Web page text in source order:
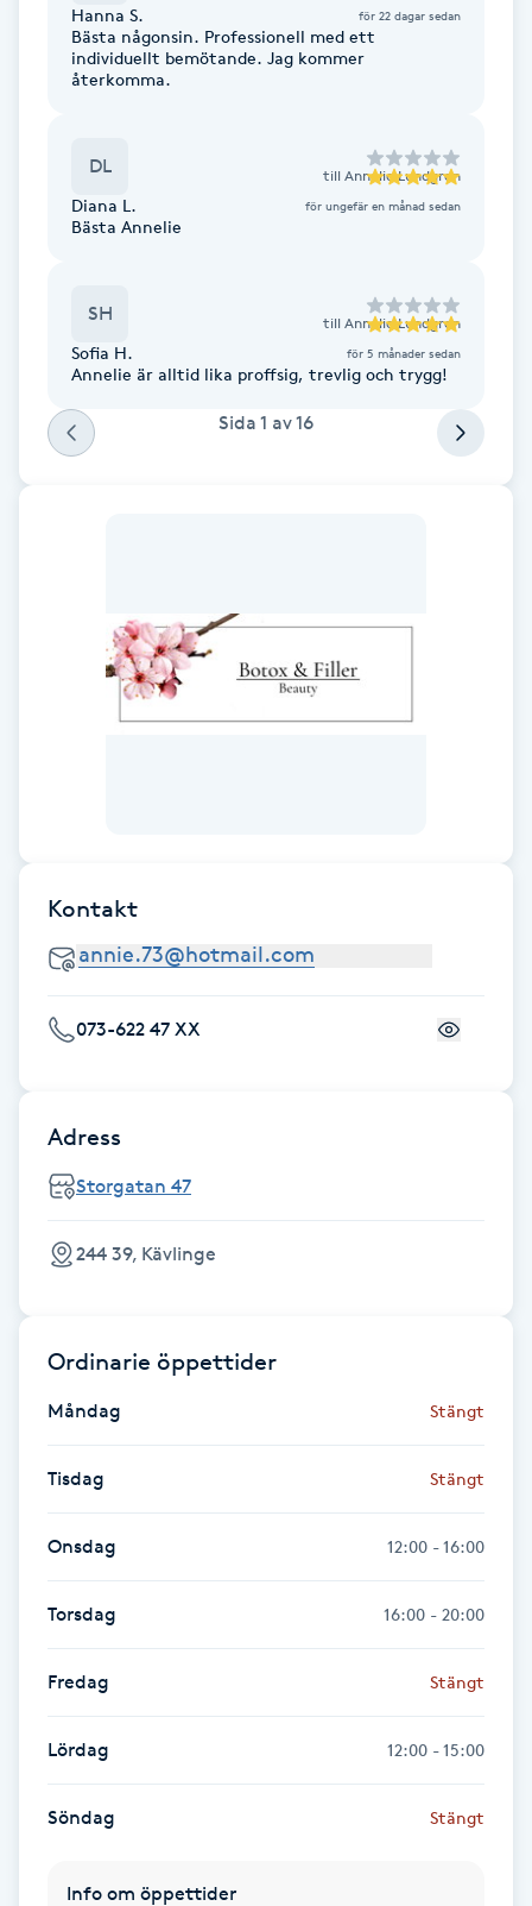
Fotsvamp
Fotvård
Fransborttagning
Fransförlängning
Fransförlängning Megavolym
Fransförlängning Volym
Fransrengöring
Frekvensterapi
Funktionsanalys
Färgning
Föning
Gel naglar
Gelenaglar
Gellack
Gellack med förstärkning
Gravidmassage
Gravidyoga
Gruppträning
Gua Sha-massage
Hatha Yoga
Headspa
Hanna S. för 22 dagar sedan
Bästa någonsin. Professionell med ett
individuellt bemötande. Jag kommer
återkomma.
DL till Annelie Lundgren
Diana L. för ungefär en månad sedan
Bästa Annelie
SH till Annelie Lundgren
Sofia H. för 5 månader sedan
Annelie är alltid lika proffsig, trevlig och trygg!
Sida 1 av16
Kontakt
073-622 47 XX
Adress
Storgatan 47
244 39, Kävlinge
Ordinarie öppettider
Måndag Stängt
Tisdag Stängt
Onsdag 12:00 - 16:00
Torsdag 16:00 - 20:00
Fredag Stängt
Lördag 12:00 - 15:00
Söndag Stängt
Info om öppettider